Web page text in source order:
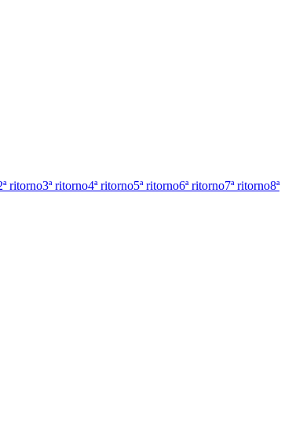
ritorno3ª ritorno4ª ritorno5ª ritorno6ª ritorno7ª ritorno8ª